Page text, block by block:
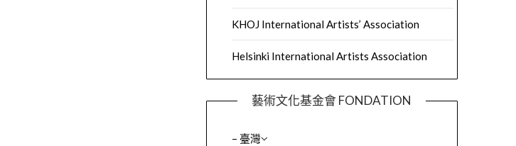
KHOJ International Artists’ Association
Helsinki International Artists Association
藝術文化基金會 FONDATION
– 臺灣